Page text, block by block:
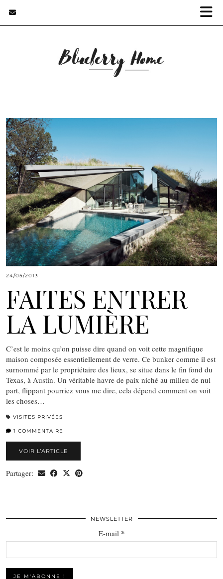
24/05/2013
FAITES ENTRER
LA LUMIÈRE
C’est le moins qu’on puisse dire quand on voit cette magnifique
maison composée essentiellement de verre. Ce bunker comme il est
surnommé par le propriétaire des lieux, se situe dans le fin fond du
Texas, à Austin. Un véritable havre de paix niché au milieu de nul
part, flippant pourriez vous me dire, cela dépend comment on voit
les choses…
VISITES PRIVÉES
1 COMMENTAIRE
VOIR L’ARTICLE
Partager:
NEWSLETTER
E-mail *